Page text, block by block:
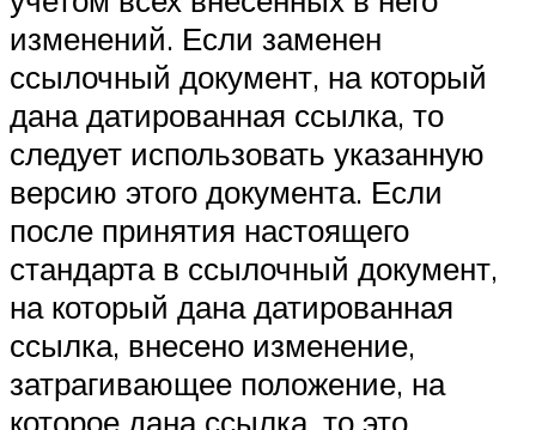
изменений. Если заменен
ссылочный документ, на который
дана датированная ссылка, то
следует использовать указанную
версию этого документа. Если
после принятия настоящего
стандарта в ссылочный документ,
на который дана датированная
ссылка, внесено изменение,
затрагивающее положение, на
которое дана ссылка, то это